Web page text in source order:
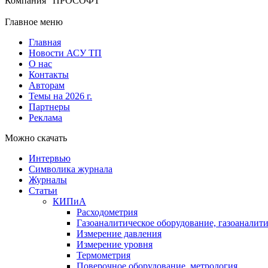
Главное меню
Главная
Новости АСУ ТП
О нас
Контакты
Авторам
Темы на 2026 г.
Партнеры
Реклама
Можно скачать
Интервью
Символика журнала
Журналы
Статьи
КИПиА
Расходометрия
Газоаналитическое оборудование,
Измерение давления
Измерение уровня
Термометрия